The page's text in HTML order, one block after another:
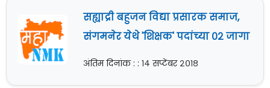
सह्याद्री बहुजन विद्या प्रसारक समाज,
संगमनेर येथे 'शिक्षक' पदांच्या ०२ जागा
अंतिम दिनांक : : १४ सप्टेंबर २०१८